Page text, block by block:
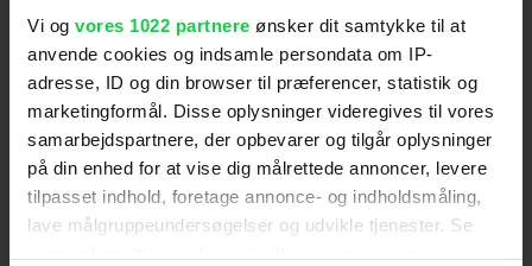
Vi og vores 1022 partnere ønsker dit samtykke til at
anvende cookies og indsamle persondata om IP-
adresse, ID og din browser til præferencer, statistik og
marketingformål. Disse oplysninger videregives til vores
samarbejdspartnere, der opbevarer og tilgår oplysninger
på din enhed for at vise dig målrettede annoncer, levere
tilpasset indhold, foretage annonce- og indholdsmåling,
lave målgruppeundersøgelser og udvikle tjenester. Se
Følg os for de seneste nyheder, konkurrencer
samt film- og serietips:
Mest læste nyheder